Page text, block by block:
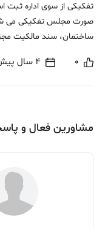
تفکیکی از سوی اداره ثبت
صورت مجلس تفکیکی می
ساختمان، سند مالکیت
0 4 سال پیش
مشاورین فعال و